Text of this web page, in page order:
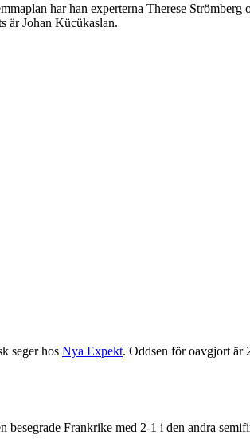
har han experterna Therese
är Johan Kücükaslan.
seger hosNya Expekt. Oddsen för oavgjort är
Frankrike med 2-1 i den andra